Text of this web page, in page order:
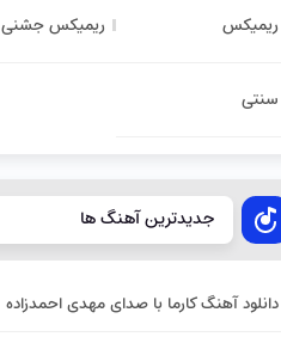
ریمیکس ریمیکس جشنی
سنتی
جدیدترین آهنگ ها
دانلود آهنگ کارما با صدای مهدی احمدزاده